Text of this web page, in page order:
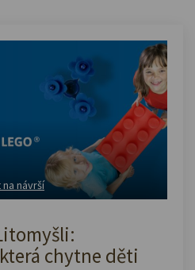
návrší
chytne děti